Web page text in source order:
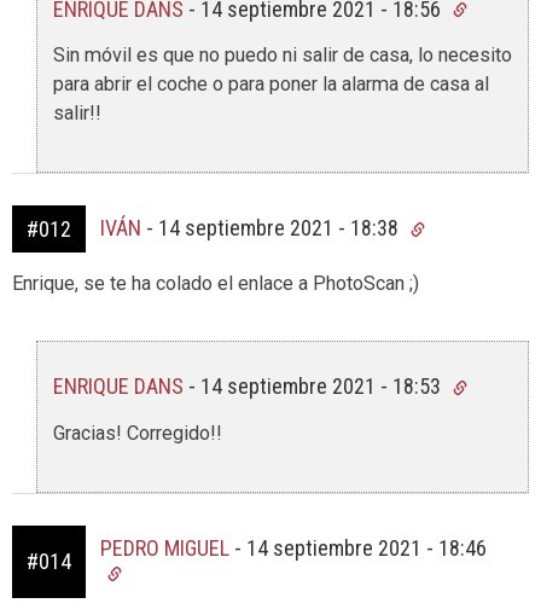
ENRIQUE DANS - 14 septiembre 2021 - 18:56
Sin móvil es que no puedo ni salir de casa, lo necesito
para abrir el coche o para poner la alarma de casa al
salir!!
#012 IVÁN - 14 septiembre 2021 - 18:38
Enrique, se te ha colado el enlace a PhotoScan ;)
ENRIQUE DANS - 14 septiembre 2021 - 18:53
Gracias! Corregido!!
#014
PEDRO MIGUEL - 14 septiembre 2021 - 18:46